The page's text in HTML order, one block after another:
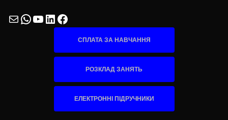
MailWhatsApp
YouTube
LinkedIn
Facebook
СПЛАТА ЗА НАВЧАННЯ
РОЗКЛАД ЗАНЯТЬ
ЕЛЕКТРОННІ ПІДРУЧНИКИ